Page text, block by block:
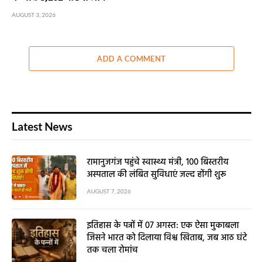
AUGUST 3, 2026
ADD A COMMENT
Latest News
रामानुजगंज पहुंचे स्वास्थ्य मंत्री, 100 बिस्तरीय
अस्पताल की लंबित सुविधाएं जल्द होंगी शुरू
AUGUST 7, 2026
इतिहास के पन्नों में 07 अगस्त: एक ऐसा मुकाबला
जिसने भारत को दिलाया विश्व खिताब, जब आठ घंटे
तक चला रोमांच